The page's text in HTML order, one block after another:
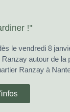
!"
le vendredi 8
autour de la
Ranzay à